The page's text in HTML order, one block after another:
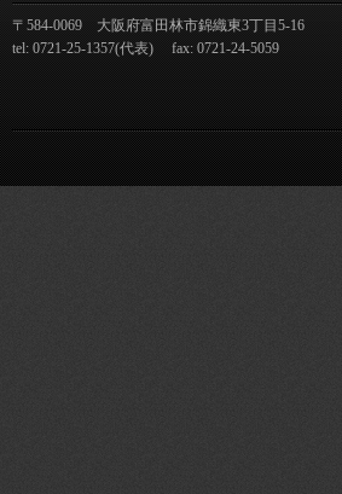
〒584-0069 大阪府富田林市錦織東3丁目5-16
tel: 0721-25-1357(代表) fax: 0721-24-5059